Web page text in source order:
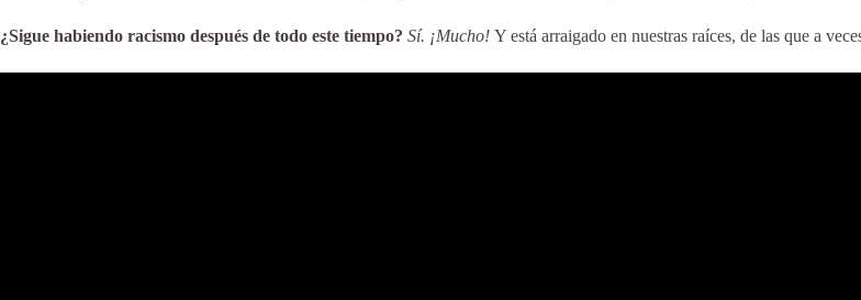
¿Sigue habiendo racismo después de todo este tiempo? Sí. ¡Mucho! Y está arraigado en nuestras raíces, de las que a